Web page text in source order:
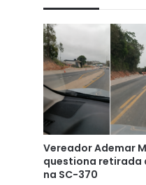
Vereador Ademar
questiona retirada
na SC-370